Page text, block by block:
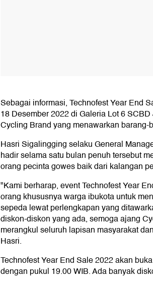
Sebagai informasi, Technofest Year End
18 Desember 2022 di Galeria Lot 6
Cycling Brand yang menawarkan
Hasri Sigalingging selaku General
hadir selama satu bulan penuh tersebut
orang pecinta gowes baik dari kalangan
"Kami berharap, event Technofest Year
orang khususnya warga ibukota untuk
sepeda lewat perlengkapan yang
diskon-diskon yang ada, semoga ajang
merangkul seluruh lapisan masyarakat
Hasri.
Technofest Year End Sale 2022 akan
dengan pukul 19.00 WIB. Ada banyak